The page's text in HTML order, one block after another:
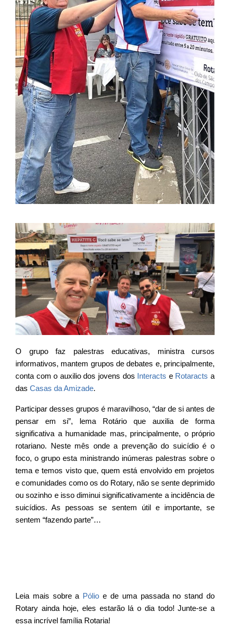
O grupo faz palestras educativas, ministra cursos
informativos, mantem grupos de debates e, principalmente,
conta com o auxilio dos jovens dos Interacts e Rotaracts a
das Casas da Amizade.
Participar desses grupos é maravilhoso, “dar de si antes de
pensar em si”, lema Rotário que auxilia de forma
significativa a humanidade mas, principalmente, o próprio
rotariano. Neste mês onde a prevenção do suicídio é o
foco, o grupo esta ministrando inúmeras palestras sobre o
tema e temos visto que, quem está envolvido em projetos
e comunidades como os do Rotary, não se sente deprimido
ou sozinho e isso diminui significativamente a incidência de
suicídios. As pessoas se sentem útil e importante, se
sentem “fazendo parte”…
Leia mais sobre a Pólio e de uma passada no stand do
Rotary ainda hoje, eles estarão lá o dia todo! Junte-se a
essa incrível família Rotaria!